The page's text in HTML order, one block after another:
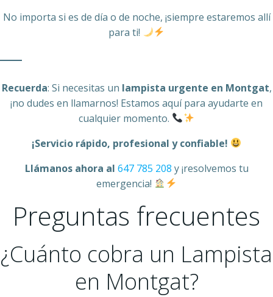
No importa si es de día o de noche, ¡siempre estaremos allí
para ti!
Recuerda: Si necesitas un lampista urgente en Montgat,
¡no dudes en llamarnos! Estamos aquí para ayudarte en
cualquier momento.
¡Servicio rápido, profesional y confiable!
Llámanos ahora al 647 785 208 y ¡resolvemos tu
emergencia!
Preguntas frecuentes
¿Cuánto cobra un Lampista
en Montgat?